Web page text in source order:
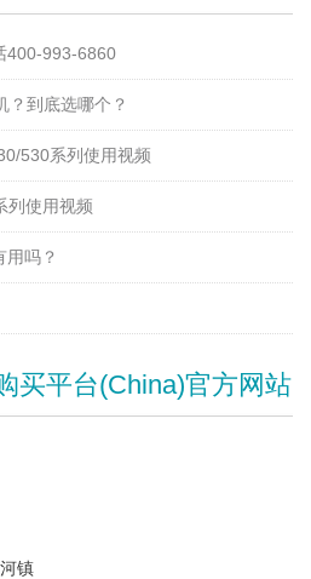
400-993-6860
？到底选哪个？
530系列使用视频
列使用视频
吗？
买平台(China)官方网站
镇